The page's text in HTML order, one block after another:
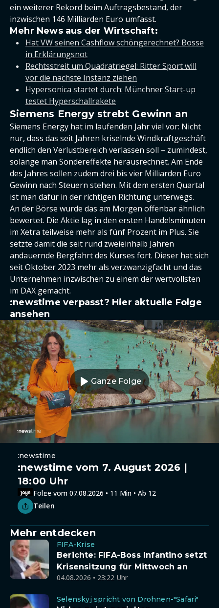
ein weiterer Rekord beim Auftragsbestand, der
inzwischen 146 Milliarden Euro umfasst.
Mehr News aus der Wirtschaft:
Hat VW seinen Cashflow schöngerechnet? Bosse
in Erklärungsnot
Rechtsstreit um Quadratriegel: Ritter Sport will
vor die nächste Instanz ziehen
Hypersonica startet durch: Münchner Start-up
testet Hyperschallrakete
Siemens Energy strebt Gewinn an
Siemens Energy hat im laufenden Jahr viel vor: Nicht
nur, dass das seit Jahren kriselnde Windkraftgeschäft
endlich den Verlustbereich verlassen soll – zumindest,
solange man Sondereffekte herausrechnet. Am Ende
des Jahres sollen zudem drei bis vier Milliarden Euro
Gewinn nach Steuern stehen. Mit dem ersten Quartal
ist man dafür in der richtigen Richtung unterwegs.
An der Börse wurde das am Morgen offenbar ähnlich
bewertet. Die Aktie lag in den ersten Handelsminuten
im Xetra teilweise mehr als fünf Prozent im Plus. Sie
setzte damit die seit rund zweieinhalb Jahren
andauernde Bergfahrt des Kurses fort. Dieser hat sich
seit Oktober 2023 mehr als verzwanzigfacht und das
Unternehmen inzwischen zu einem der wertvollsten
im DAX gemacht.
:newstime verpasst? Hier aktuelle Folge
ansehen
Ganze Folge
:newstime
:newstime vom 7. August 2026 |
18:00 Uhr
Folge vom 07.08.2026 • 11 Min • Ab 12
Teilen
Mehr entdecken
FIFA-Krise
Berichte: FIFA-Boss Infantino setzt
Krisensitzung für Mittwoch an
04.08.2026 • 23:22 Uhr
Selenskyj spricht von Drohnen-"Safari"